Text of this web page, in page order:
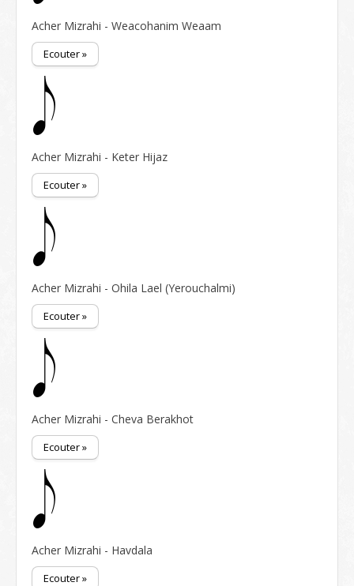
Acher Mizrahi - Weacohanim Weaam
Ecouter »
Acher Mizrahi - Keter Hijaz
Ecouter »
Acher Mizrahi - Ohila Lael (Yerouchalmi)
Ecouter »
Acher Mizrahi - Cheva Berakhot
Ecouter »
Acher Mizrahi - Havdala
Ecouter »